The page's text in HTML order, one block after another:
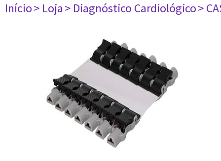
Início> Loja> Diagnóstico Cardiológico>